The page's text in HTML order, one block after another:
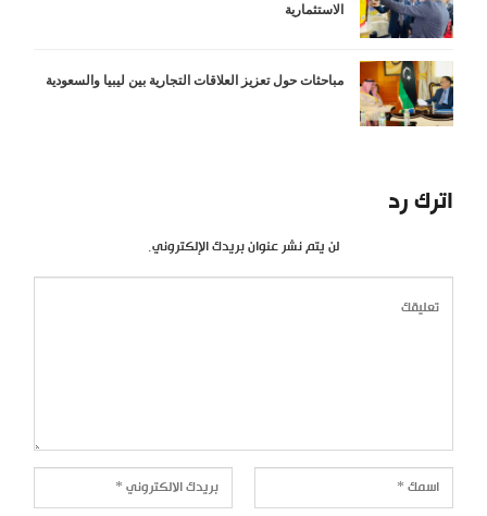
الاستثمارية
مباحثات حول تعزيز العلاقات التجارية بين ليبيا والسعودية
اترك رد
لن يتم نشر عنوان بريدك الإلكتروني.